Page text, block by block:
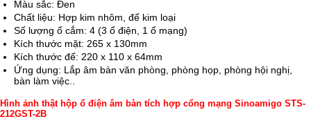
Màu sắc: Đen
Chất liệu: Hợp kim nhôm, đế kim loại
Số lượng ổ cắm: 4 (3 ổ điện, 1 ổ mạng)
Kích thước mặt: 265 x 130mm
Kích thước đế: 220 x 110 x 64mm
Ứng dụng: Lắp âm bàn văn phòng, phòng họp, phòng hội nghị,
bàn làm việc..
Hình ảnh thật hộp ổ điện âm bàn tích hợp cổng mạng Sinoamigo STS-
212GST-2B